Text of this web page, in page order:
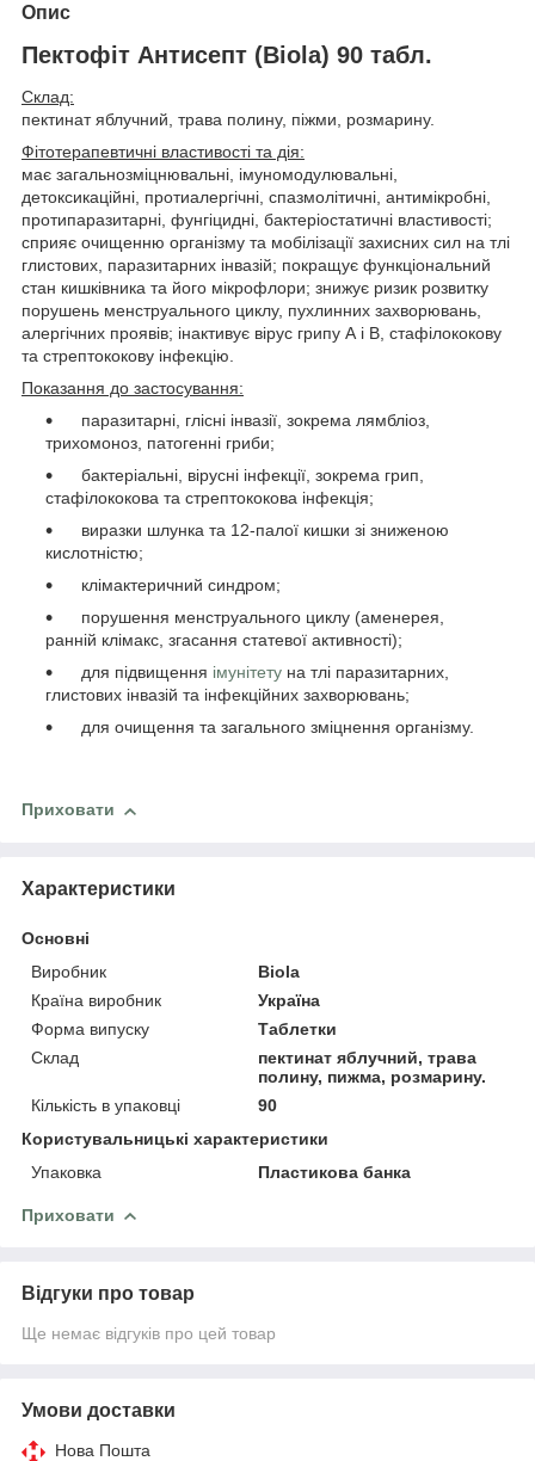
Опис
Пектофіт Антисепт (Biola) 90 табл.
Склад:
пектинат яблучний, трава полину, піжми, розмарину.
Фітотерапевтичні властивості та дія:
має загальнозміцнювальні, імуномодулювальні,
детоксикаційні, протиалергічні, спазмолітичні, антимікробні,
протипаразитарні, фунгіцидні, бактеріостатичні властивості;
сприяє очищенню організму та мобілізації захисних сил на тлі
глистових, паразитарних інвазій; покращує функціональний
стан кишківника та його мікрофлори; знижує ризик розвитку
порушень менструального циклу, пухлинних захворювань,
алергічних проявів; інактивує вірус грипу А і В, стафілококову
та стрептококову інфекцію.
Показання до застосування:
паразитарні, глісні інвазії, зокрема лямбліоз,
трихомоноз, патогенні гриби;
бактеріальні, вірусні інфекції, зокрема грип,
стафілококова та стрептококова інфекція;
виразки шлунка та 12-палої кишки зі зниженою
кислотністю;
клімактеричний синдром;
порушення менструального циклу (аменерея,
ранній клімакс, згасання статевої активності);
для підвищення імунітету на тлі паразитарних,
глистових інвазій та інфекційних захворювань;
для очищення та загального зміцнення організму.
Приховати
Характеристики
Основні
Виробник
Biola
Країна виробник
Україна
Форма випуску
Таблетки
Склад
пектинат яблучний, трава
полину, пижма, розмарину.
Кількість в упаковці
90
Користувальницькі характеристики
Упаковка
Пластикова банка
Приховати
Відгуки про товар
Ще немає відгуків про цей товар
Умови доставки
Нова Пошта